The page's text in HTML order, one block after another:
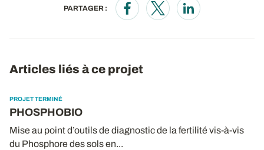
PARTAGER :
Opens in a new window
Opens in a new window
Opens in a new
Articles liés à ce projet
PROJET TERMINÉ
PHOSPHOBIO
Mise au point d’outils de diagnostic de la fertilité vis-à-vis
du Phosphore des sols en...